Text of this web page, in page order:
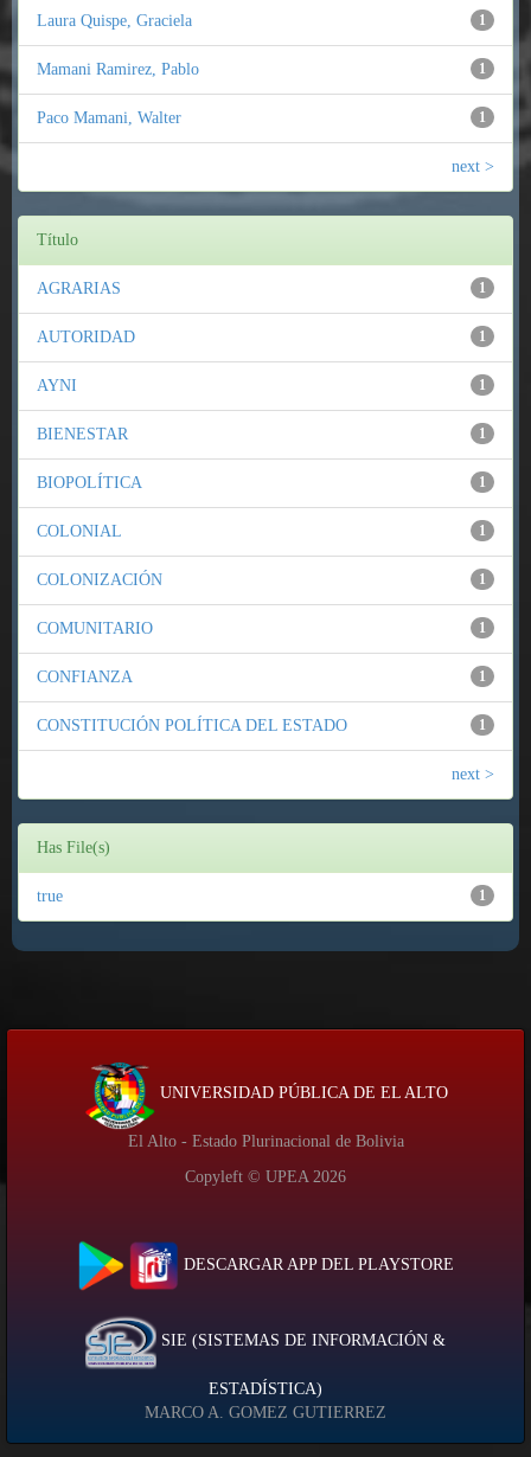
1
Laura Quispe, Graciela
1
Mamani Ramirez, Pablo
1
Paco Mamani, Walter
next >
Título
1
AGRARIAS
1
AUTORIDAD
1
AYNI
1
BIENESTAR
1
BIOPOLÍTICA
1
COLONIAL
1
COLONIZACIÓN
1
COMUNITARIO
1
CONFIANZA
1
CONSTITUCIÓN POLÍTICA DEL ESTADO
next >
Has File(s)
1
true
UNIVERSIDAD PÚBLICA DE EL ALTO
El Alto - Estado Plurinacional de Bolivia
Copyleft © UPEA 2026
DESCARGAR APP DEL PLAYSTORE
SIE (SISTEMAS DE INFORMACIÓN &
ESTADÍSTICA)
MARCO A. GOMEZ GUTIERREZ